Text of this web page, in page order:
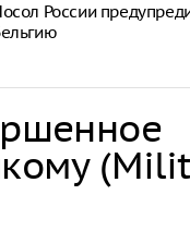
России